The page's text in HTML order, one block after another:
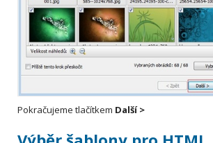
Pokračujeme tlačítkem Další >